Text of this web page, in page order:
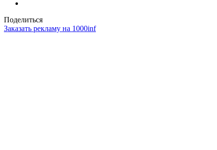
Поделиться
Заказать рекламу на 1000inf